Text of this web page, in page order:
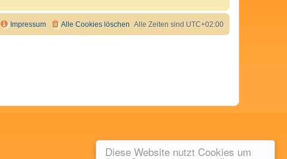
Diese Website nutzt Cookies um
Alle Zeiten sind UTC+02:00
Alle Cookies löschen
Impressum